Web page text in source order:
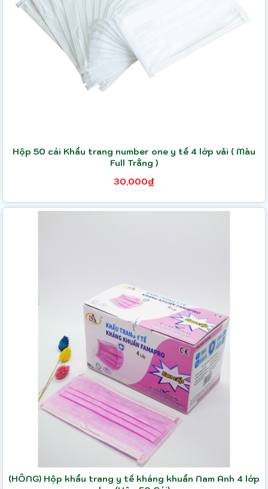
Hộp 50 cái Khẩu trang number one y tế 4 lớp vải ( Màu
Full Trắng )
30,000₫
(HỒNG) Hộp khẩu trang y tế kháng khuẩn Nam Anh 4 lớp